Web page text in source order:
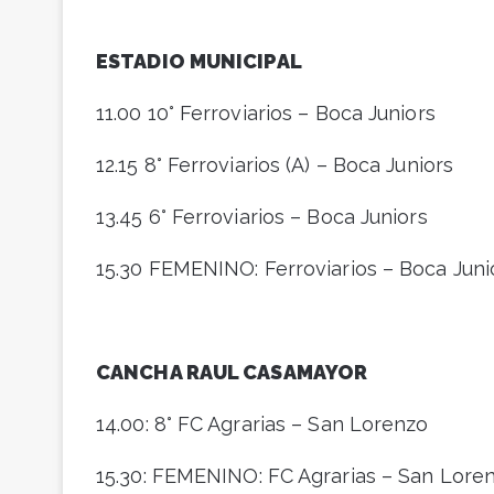
ESTADIO MUNICIPAL
11.00 10° Ferroviarios – Boca Juniors
12.15 8° Ferroviarios (A) – Boca Juniors
13.45 6° Ferroviarios – Boca Juniors
15.30 FEMENINO: Ferroviarios – Boca
CANCHA RAUL CASAMAYOR
14.00: 8° FC Agrarias – San Lorenzo
15.30: FEMENINO: FC Agrarias – San